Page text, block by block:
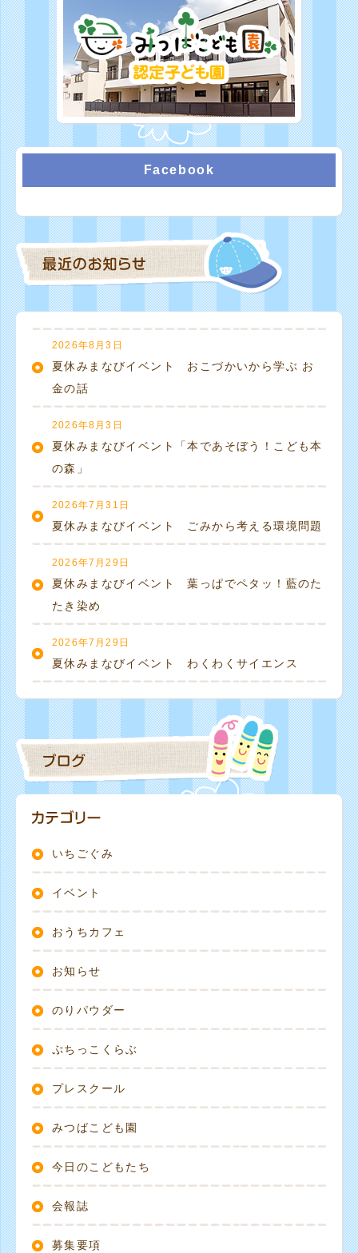
Facebook
2026年8月3日
夏休みまなびイベント おこづかいから学ぶ お
金の話
2026年8月3日
夏休みまなびイベント「本であそぼう！こども本
の森」
2026年7月31日
夏休みまなびイベント ごみから考える環境問題
2026年7月29日
夏休みまなびイベント 葉っぱでペタッ！藍のた
たき染め
2026年7月29日
夏休みまなびイベント わくわくサイエンス
いちごぐみ
イベント
おうちカフェ
お知らせ
のりパウダー
ぷちっこくらぶ
プレスクール
みつばこども園
今日のこどもたち
会報誌
募集要項